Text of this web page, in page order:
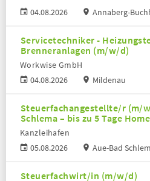
04.08.2026
Annaberg-
Servicetechniker -
Brenneranlagen (m/w/d)
04.08.2026
Workwise GmbH
Mildenau
Steuerfachangestellte/r (m/
Schlema – bis zu 5 Tage
05.08.2026
Kanzleihafen
Aue-Bad
Steuerfachwirt/in (m/w/d)